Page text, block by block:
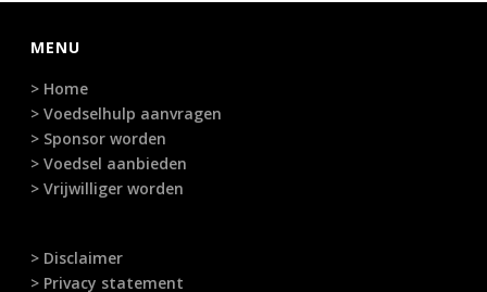
MENU
> Home
> Voedselhulp aanvragen
> Sponsor worden
> Voedsel aanbieden
> Vrijwilliger worden
> Disclaimer
> Privacy statement